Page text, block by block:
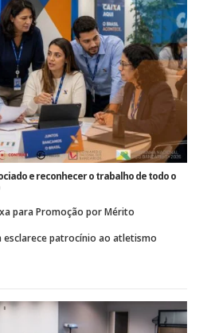
e reconhecer o trabalho de todo o
para Promoção por Mérito
esclarece patrocínio ao atletismo